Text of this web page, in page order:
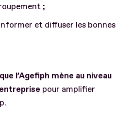
;
et diffuser les bonnes
l’Agefiph mène au niveau
pour amplifier